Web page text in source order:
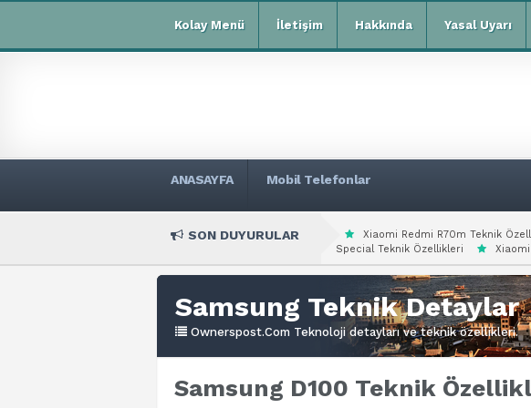
Kolay Menü İletişim Hakkında Yasal Uyarı
ANASAYFA Mobil Telefonlar
SON DUYURULAR Xiaomi Redmi R70m Teknik
Special Teknik Özellikleri
Samsung Teknik Detaylar
Ownerspost.Com Teknoloji detayları ve teknik özellikleri.
Samsung D100 Teknik